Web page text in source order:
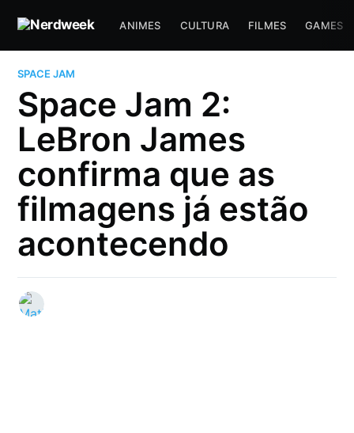
ANIMES CULTURA FILMES GAMES
SPACE JAM
Space Jam 2:
LeBron James
confirma que as
filmagens já estão
acontecendo